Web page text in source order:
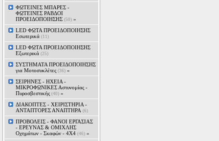
ΦΩΤΕΙΝΕΣ ΜΠΑΡΕΣ -
ΦΩΤΕΙΝΕΣ ΡΑΒΔΟΙ
ΠΡΟΕΙΔΟΠΟΙΗΣΗΣ (50) »
LED ΦΩΤΑ ΠΡΟΕΙΔΟΠΟΙΗΣΗΣ
Εσωτερικά (11)
LED ΦΩΤΑ ΠΡΟΕΙΔΟΠΟΙΗΣΗΣ
Εξωτερικά (25)
ΣΥΣΤΗΜΑΤΑ ΠΡΟΕΙΔΟΠΟΙΗΣΗΣ
για Μοτοσυκλέτες (36) »
ΣΕΙΡΗΝΕΣ - ΗΧΕΙΑ -
ΜΙΚΡΟΦΩΝΙΚΕΣ Αστυνομίας -
Πυροσβεστικής (40) »
ΔΙΑΚΟΠΤΕΣ - XEIΡΙΣΤΗΡΙΑ -
ΑΝΤΑΠΤΟΡΕΣ ΑΝΑΠΤΗΡΑ (6)
ΠΡΟΒΟΛΕΙΣ - ΦΑΝΟΙ ΕΡΓΑΣΙΑΣ
- ΕΡΕΥΝΑΣ & ΟΜΙΧΛΗΣ
Οχημάτων - Σκαφών - 4Χ4 (46) »